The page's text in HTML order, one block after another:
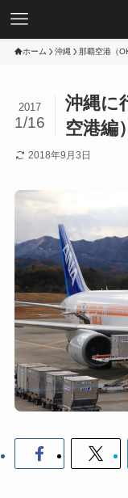
ホーム 沖縄 那覇空港（
沖縄に
空港編）
2017
1/16
2018年9月3日